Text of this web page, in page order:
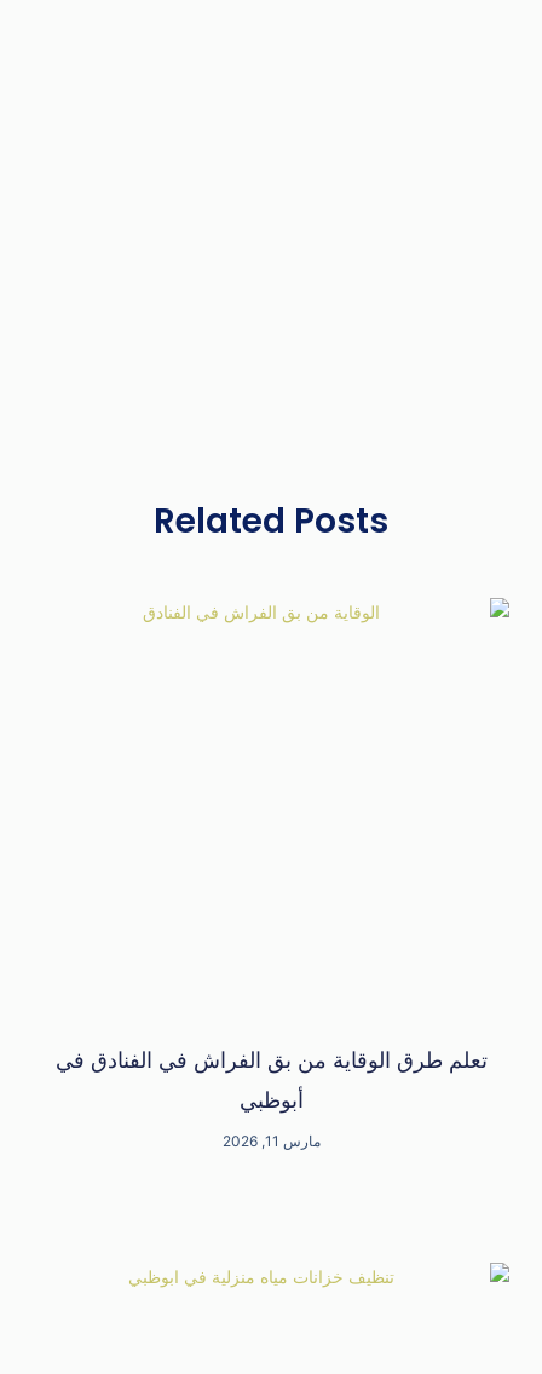
Related Posts
تعلم طرق الوقاية من بق الفراش في الفنادق في
أبوظبي
مارس 11, 2026